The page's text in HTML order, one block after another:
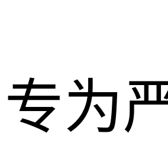
专为